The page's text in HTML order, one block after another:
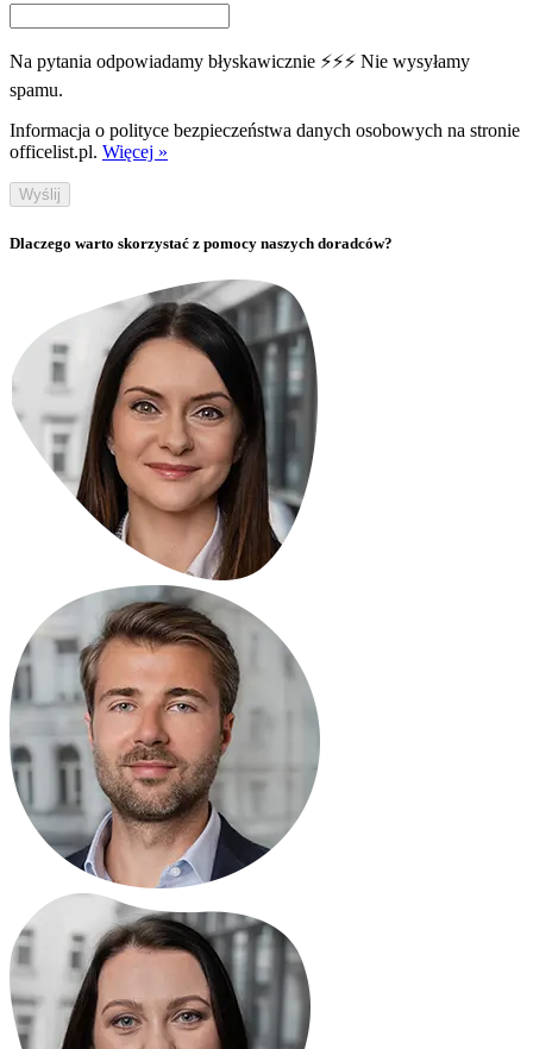
Na pytania odpowiadamy błyskawicznie ⚡⚡⚡ Nie wysyłamy
spamu.
Informacja o polityce bezpieczeństwa danych osobowych na stronie
officelist.pl. Więcej »
Wyślij
Dlaczego warto skorzystać z pomocy naszych doradców?